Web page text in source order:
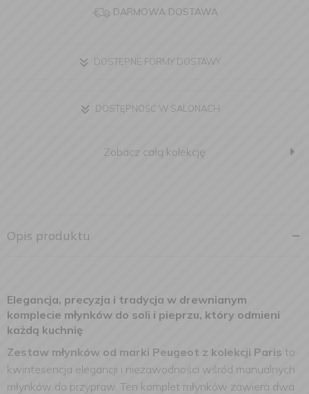
DARMOWA DOSTAWA
DOSTĘPNE FORMY DOSTAWY
DOSTĘPNOŚĆ W SALONACH
Zobacz całą kolekcję
Opis produktu
Elegancja, precyzja i tradycja w drewnianym
komplecie młynków do soli i pieprzu, który odmieni
każdą kuchnię
Zestaw młynków od marki Peugeot z kolekcji Paris to
kwintesencja elegancji i niezawodności wśród manualnych
młynków do przypraw. Ten komplet młynków zawiera dwa